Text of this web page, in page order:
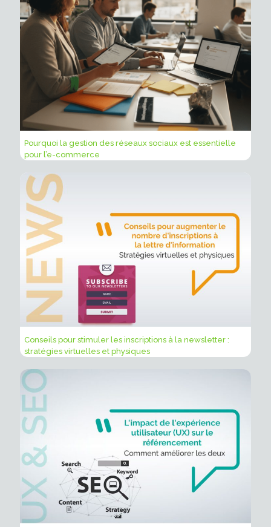
Pourquoi la gestion des réseaux sociaux est essentielle
pour l’e-commerce
Conseils pour stimuler les inscriptions à la newsletter :
stratégies virtuelles et physiques